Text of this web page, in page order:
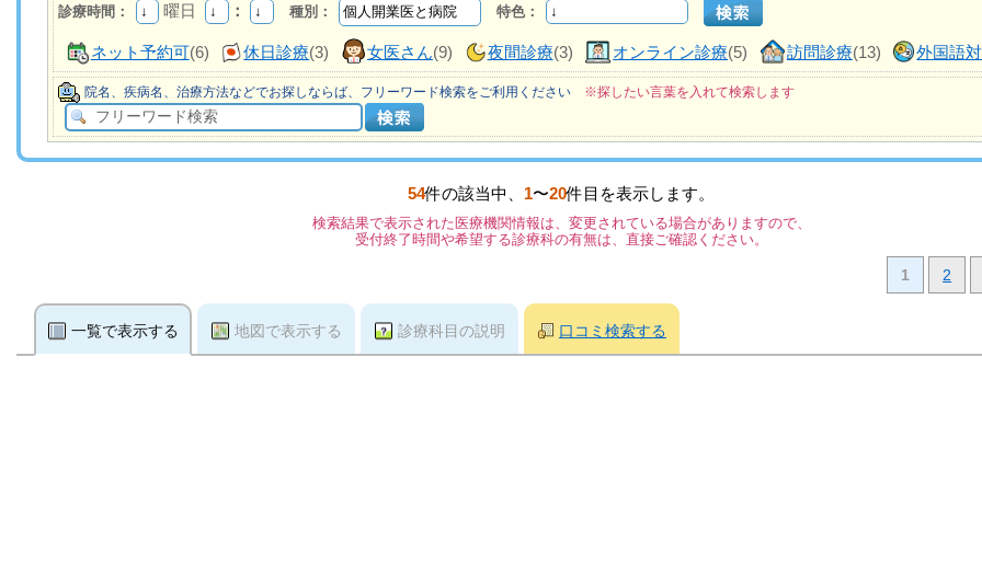
診療時間： 曜日 ： 種別： 特色：
ネット予約可(6) 休日診療(3) 女医さん(9) 夜間診療(3) オンライン診療(5) 訪問診療(13) 外国語
院名、疾病名、治療方法などでお探しならば、フリーワード検索をご利用ください ※探したい言葉を入れて検索します
54件の該当中、 1〜20件目を表示します。
検索結果で表示された医療機関情報は、変更されている場合がありますので、
受付終了時間や希望する診療科の有無は、直接ご確認ください。
1 2
一覧で表示する 地図で表示する 診療科目の説明 口コミ検索する